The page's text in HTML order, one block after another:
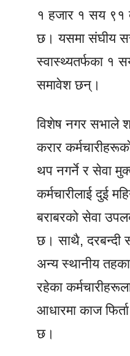
१ हजार १ सय ९१
छ। यसमा संघीय
स्वास्थ्यतर्फका १
समावेश छन्।
विशेष नगर सभाले
करार
थप नगर्ने र सेवा
कर्मचारीलाई दुई
बराबरको सेवा
छ। साथै, दरबन्दी
अन्य स्थानीय तहका
रहेका
आधारमा काज
छ।